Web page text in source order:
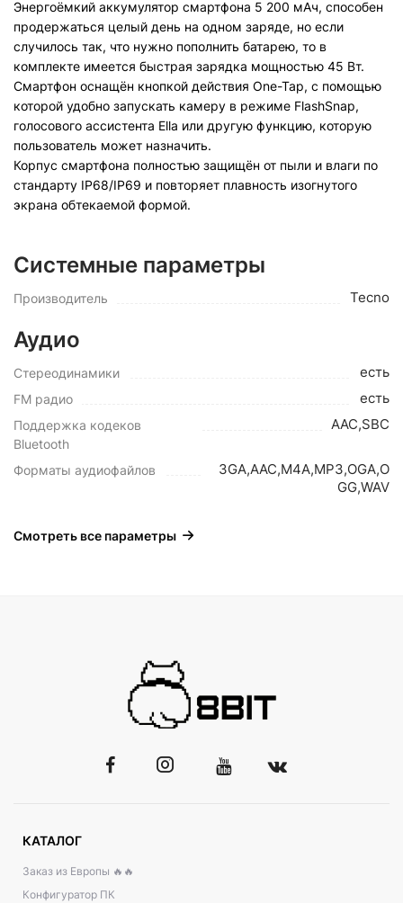
Энергоёмкий аккумулятор смартфона 5 200 мАч, способен
продержаться целый день на одном заряде, но если
случилось так, что нужно пополнить батарею, то в
комплекте имеется быстрая зарядка мощностью 45 Вт.
Смартфон оснащён кнопкой действия One-Tap, с помощью
которой удобно запускать камеру в режиме FlashSnap,
голосового ассистента Ella или другую функцию, которую
пользователь может назначить.
Корпус смартфона полностью защищён от пыли и влаги по
стандарту IP68/IP69 и повторяет плавность изогнутого
экрана обтекаемой формой.
Системные параметры
Производитель Tecno
Аудио
Стереодинамики есть
FM радио есть
Поддержка кодеков
Bluetooth
AAC,SBC
Форматы аудиофайлов
3GA,AAC,M4A,MP3,OGA,O
GG,WAV
Смотреть все параметры
КАТАЛОГ
Заказ из Европы 🔥🔥
Конфигуратор ПК